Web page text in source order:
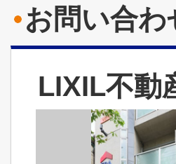
お問い合わ
LIXIL不動